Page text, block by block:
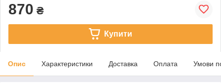
870 ₴
Купити
Опис Характеристики Доставка Оплата Умови